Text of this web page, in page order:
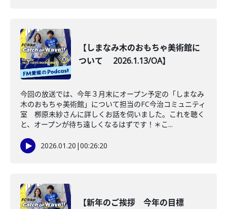
【しまなみ木のおもちゃ美術館に
ついて 2026.1.13/OA】
今回の放送では、今年３月末にオープン予定の「しまなみ
木のおもちゃ美術館」について担当のFC今治コミュニティ
室 栁原未紗さんに詳しくお話を伺いました。これを聴く
と、オープンが待ち遠しくなるはずです！＊こ...
2026.01.20 |00:26:20
【新年のご挨拶 今年の目標